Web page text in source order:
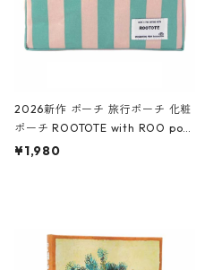
2026新作 ポーチ 旅行ポーチ 化粧
ポーチ ROOTOTE with ROO pou
ch 3532 ルートート WR.ポーチ.ラ
¥1,980